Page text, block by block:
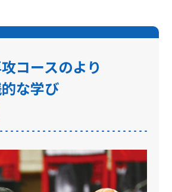
コースのより
な学び